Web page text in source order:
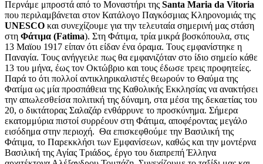
Περνάμε μπροστά από το Μοναστήρι της Santa Maria da Vitoria
που περιλαμβάνεται στον Κατάλογο Παγκόσμιας Κληρονομιάς της
UNESCO και συνεχίζουμε για την τελευταία σημερινή μας στάση
στη Φάτιμα (Fatima). Στη Φάτιμα, τρία μικρά βοσκόπουλα, στις
13 Μαϊου 1917 είπαν ότι είδαν ένα όραμα. Τους εμφανίστηκε η
Παναγία. Τους ανήγγειλε πως θα εμφανιζόταν στο ίδιο σημείο κάθε
13 του μήνα, έως τον Οκτώβριο και τους έδωσε τρεις προφητείες.
Παρά το ότι πολλοί αντικληρικαλιστές θεωρούν το Θαύμα της
Φατίμα ως μία προσπάθεια της Καθολικής Εκκλησίας να ανακτήσει
την απωλεσθείσα πολιτική της δύναμη, στα μέσα της δεκαετίας του
20, ο δικτάτορας Σαλαζάρ ενθάρρυνε το προσκύνημα. Σήμερα
εκατομμύρια πιστοί συρρέουν στη Φάτιμα, αποφέροντας μεγάλο
εισόδημα στην περιοχή. Θα επισκεφθούμε την Βασιλική της
Φάτιμα, το Παρεκκλήσι των Εμφανίσεων, καθώς και την μοντέρνα
Βασιλική της Αγίας Τριάδος, έργο του διαπρεπή Έλληνα